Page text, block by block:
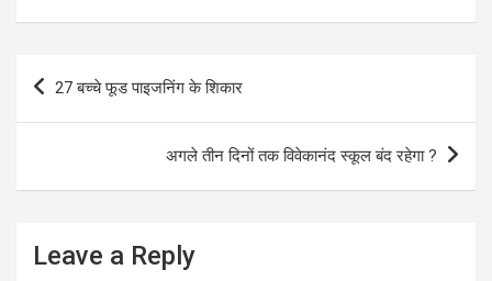
Post
navigation
27 बच्चे फूड पाइजनिंग के शिकार
अगले तीन दिनों तक विवेकानंद स्कूल बंद रहेगा ?
Leave a Reply